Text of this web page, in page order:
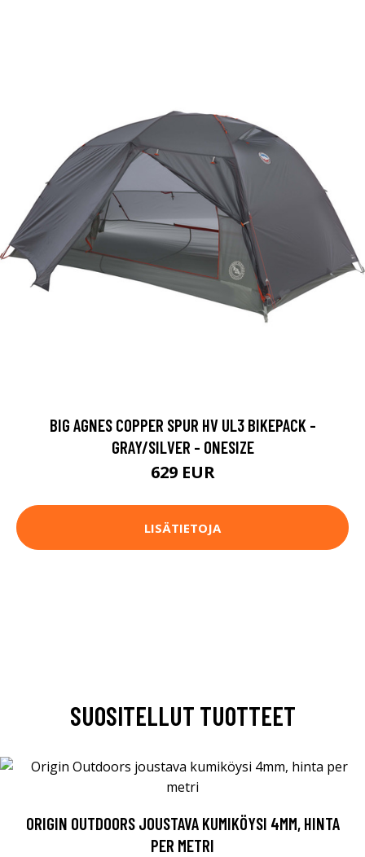
BIG AGNES COPPER SPUR HV UL3 BIKEPACK -
GRAY/SILVER - ONESIZE
629 EUR
LISÄTIETOJA
SUOSITELLUT TUOTTEET
ORIGIN OUTDOORS JOUSTAVA KUMIKÖYSI 4MM, HINTA
PER METRI